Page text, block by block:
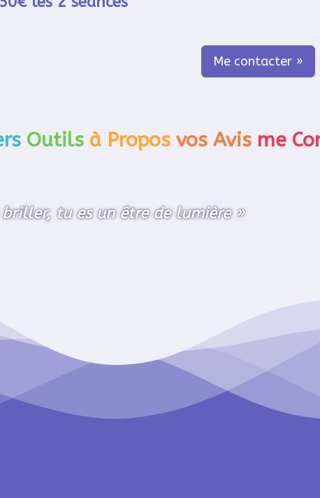
Me contacter »
Outils à Propos vos Avis me
tu es un être de lumière »